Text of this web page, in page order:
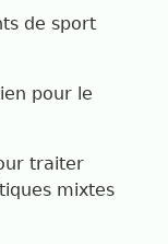
de sport
pour le
traiter
mixtes